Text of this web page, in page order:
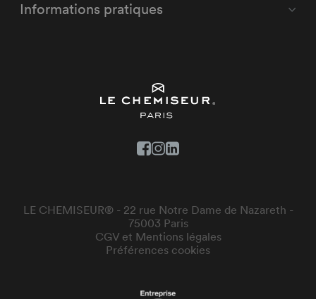
Informations pratiques
LE CHEMISEUR® - 22 rue Notre Dame de Nazareth -
75003 Paris
CGV et Mentions légales
Préférences cookies